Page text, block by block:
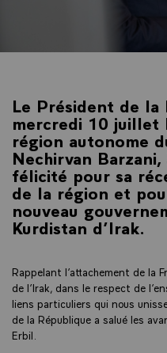
Le Président de la
mercredi 10 juillet
région autonome
Nechirvan Barzani,
félicité pour sa
de la région et
nouveau
Kurdistan d’Irak.
Rappelant l’attachement de la
de l’Irak, dans le respect de
liens particuliers qui nous
de la République a salué les
Erbil.